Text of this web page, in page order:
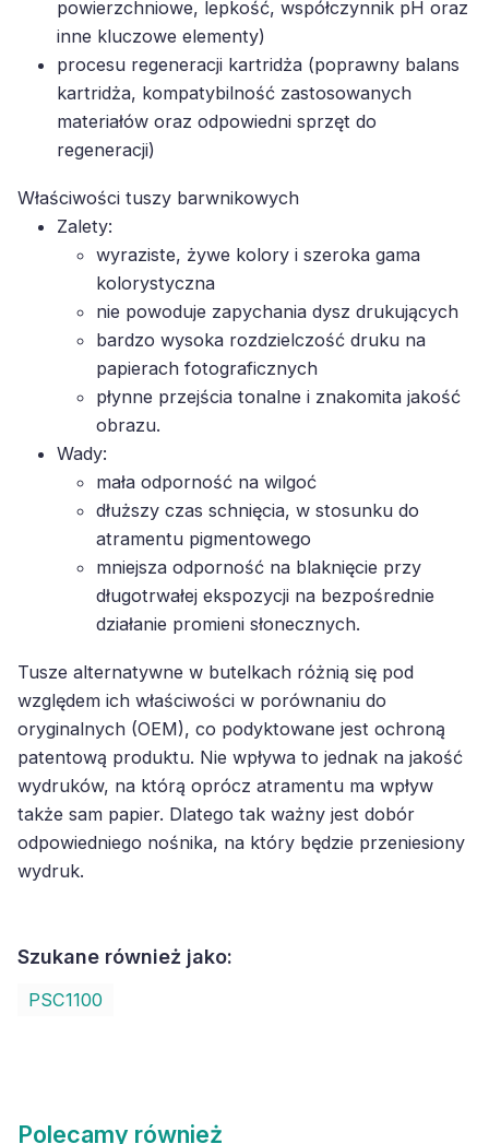
powierzchniowe, lepkość, współczynnik pH oraz
inne kluczowe elementy)
procesu regeneracji kartridża (poprawny balans
kartridża, kompatybilność zastosowanych
materiałów oraz odpowiedni sprzęt do
regeneracji)
Właściwości tuszy barwnikowych
Zalety:
wyraziste, żywe kolory i szeroka gama
kolorystyczna
nie powoduje zapychania dysz drukujących
bardzo wysoka rozdzielczość druku na
papierach fotograficznych
płynne przejścia tonalne i znakomita jakość
obrazu.
Wady:
mała odporność na wilgoć
dłuższy czas schnięcia, w stosunku do
atramentu pigmentowego
mniejsza odporność na blaknięcie przy
długotrwałej ekspozycji na bezpośrednie
działanie promieni słonecznych.
Tusze alternatywne w butelkach różnią się pod
względem ich właściwości w porównaniu do
oryginalnych (OEM), co podyktowane jest ochroną
patentową produktu. Nie wpływa to jednak na jakość
wydruków, na którą oprócz atramentu ma wpływ
także sam papier. Dlatego tak ważny jest dobór
odpowiedniego nośnika, na który będzie przeniesiony
wydruk.
Szukane również jako:
PSC1100
Polecamy również